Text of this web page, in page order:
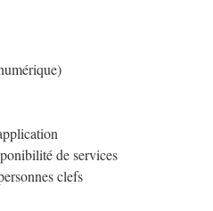
de services
clefs